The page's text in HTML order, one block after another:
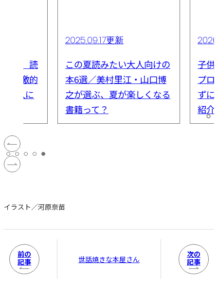
人向けの
山口博
くなる
2026.01.13更新
子供を読書好きにしたい！
プロが薦める『子供が飽き
ずに楽しめる本』6選をご
紹介
#おすすめ本
【凄
ぶ
世代
冊と
イラスト／河原奈苗
前の
記事
世話焼きな本屋さん
次の
記事